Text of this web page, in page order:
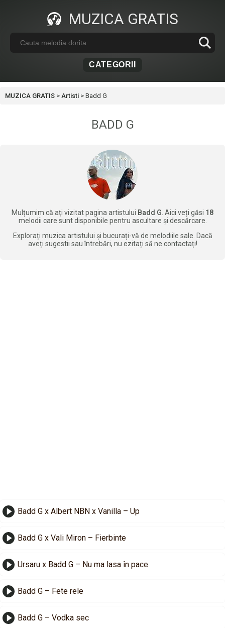
MUZICA GRATIS
CATEGORII
MUZICA GRATIS > Artisti > Badd G
BADD G
Mulțumim că ați vizitat pagina artistului Badd G . Aici veți găsi 18
melodii care sunt disponibile pentru ascultare și descărcare.
Explorați muzica artistului și bucurați-vă de melodiile sale. Dacă
aveți sugestii sau întrebări, nu ezitați să ne contactați!
Badd G x Albert NBN x Vanilla – Up
Badd G x Vali Miron – Fierbinte
Ursaru x Badd G – Nu ma lasa în pace
Badd G – Fete rele
Badd G – Vodka sec